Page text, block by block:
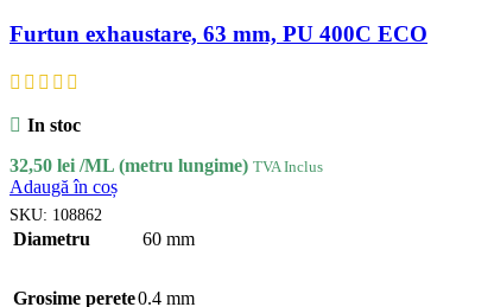
Furtun exhaustare, 63 mm, PU 400C ECO
In stoc
32,50 lei /ML (metru lungime) TVA Inclus
Adaugă în coș
SKU: 108862
Diametru 60 mm
Grosime perete0.4 mm